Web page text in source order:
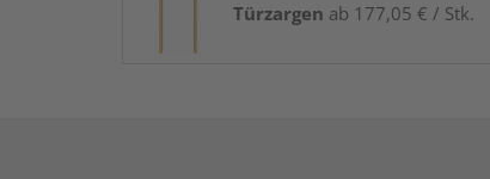
Türzargen ab 177,05 € / Stk.